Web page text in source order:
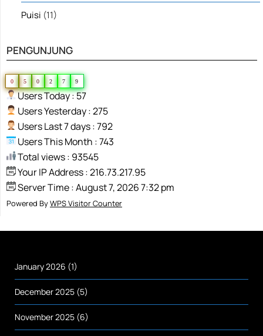
Puisi (11)
PENGUNJUNG
0 5 0 2 7 9
Users Today : 57
Users Yesterday : 275
Users Last 7 days : 792
Users This Month : 743
Total views : 93545
Your IP Address : 216.73.217.95
Server Time : August 7, 2026 7:32 pm
Powered ByWPS Visitor Counter
January 2026 (1)
December 2025 (5)
November 2025 (6)